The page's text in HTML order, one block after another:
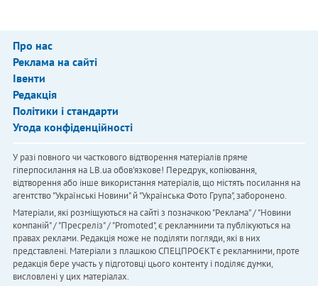
Про нас
Реклама на сайті
Івенти
Редакція
Політики і стандарти
Угода конфіденційності
У разі повного чи часткового відтворення матеріалів пряме
гіперпосилання на LB.ua обов'язкове! Передрук, копіювання,
відтворення або інше використання матеріалів, що містять посилання на
агентство "Українськi Новини" й "Українська Фото Група", заборонено.
Матеріали, які розміщуються на сайті з позначкою "Реклама" / "Новини
компаній" / "Пресреліз" / "Promoted", є рекламними та публікуються на
правах реклами. Редакція може не поділяти погляди, які в них
представлені. Матеріали з плашкою СПЕЦПРОЄКТ є рекламними, проте
редакція бере участь у підготовці цього контенту і поділяє думки,
висловлені у цих матеріалах.